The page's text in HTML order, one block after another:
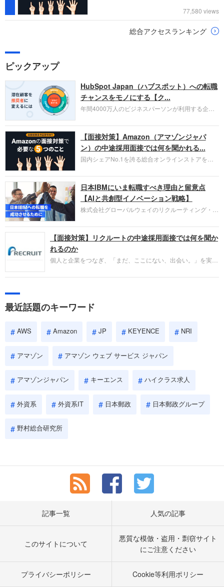
77,580 views
総合アクセスランキング
ピックアップ
HubSpot Japan（ハブスポット）への転職
チャンスをモノにする【ク...
年間4000万人のビジネスパーソンが利用する企業
お勧めするイチオシ企業をご紹介します。今回はク
ラウド型CRMプラットフォームを提供する
HubSpot Japan（ハブスポット・ジャパン）株式会
社です。採用面接対策の企業研究にご活用くださ
い。
【面接対策】Amazon（アマゾンジャパ
ン）の中途採用面接では何を聞かれる...
国内シェアNo.1を誇る総合オンラインストアを運
圧倒的な存在感を持つAmazon。中途採用面接では
過去の具体的な業務成果やリーダーシップの発揮、
失敗からの学びが重視され、人間性やカルチャーフ
ィットも評価対象となり、長期的に成長できる仲間
であるかを多角的に審査されます。
日本IBMにいま転職すべき理由と留意点
【AIと共創型イノベーション戦略】
株式会社グローバルウェイのリクルーティング・パ
パーソンが利用する企業口コミサイト「キャリコ
ネ」の転職エージェントがお勧めするイチオシ企業
IBMです。採用面接対策の企業研究にご活用くださ
い。
【面接対策】リクルートの中途採用面接では何を聞か
れるのか
個人と企業をつなぎ、「まだ、ここにない、出会い。」を実現
やこれまでの成果を具体的に問われるほか、「人間性」も評価
しょう。
最近話題のキーワード
AWS Amazon JP KEYENCE NRI
アマゾン アマゾン ウェブ サービス ジャパン
アマゾンジャパン キーエンス ハイクラス求人
外資系 外資系IT 日本郵政 日本郵政グループ
野村総合研究所
記事一覧 人気の記事
このサイトについて
悪質な模倣・盗用・剽窃サイト
にご注意ください
プライバシーポリシー Cookie等利用ポリシー